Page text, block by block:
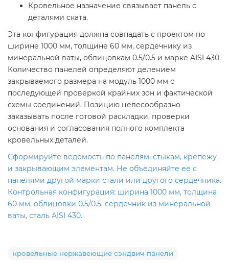
Кровельное назначение связывает панель с
деталями ската.
Эта конфигурация должна совпадать с проектом по
ширине 1000 мм, толщине 60 мм, сердечнику из
минеральной ваты, облицовкам 0.5/0.5 и марке AISI 430.
Количество панелей определяют делением
закрываемого размера на модуль 1000 мм с
последующей проверкой крайних зон и фактической
схемы соединений. Позицию целесообразно
заказывать после готовой раскладки, проверки
основания и согласования полного комплекта
кровельных деталей.
Сформируйте ведомость по панелям, стыкам, крепежу
и закрывающим элементам. Не объединяйте ее с
панелями другой марки стали или другого сердечника.
Контрольная конфигурация: ширина 1000 мм, толщина
60 мм, облицовки 0.5/0.5, сердечник из минеральной
ваты, сталь AISI 430.
кровельные нержавеющие сэндвич-панели